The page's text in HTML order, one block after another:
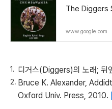
The Diggers
www.google.com
디거스(Diggers)의 노래; 뒤
Bruce K. Alexander,
Oxford Univ. Press, 2010.